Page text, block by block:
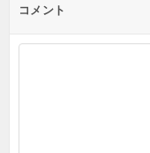
コメント